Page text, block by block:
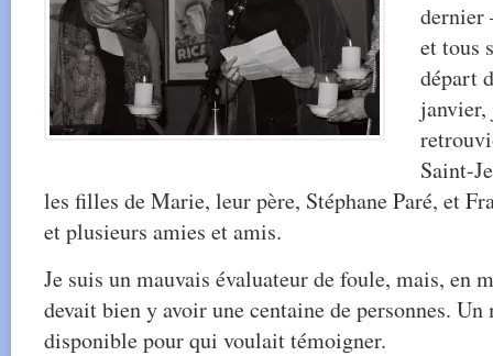
et tous
départ
janvier,
Saint-
les filles de Marie, leur père, Stéphane Paré, et
et plusieurs amies et amis.
Je suis un mauvais évaluateur de foule, mais, en
devait bien y avoir une centaine de personnes.
disponible pour qui voulait témoigner.